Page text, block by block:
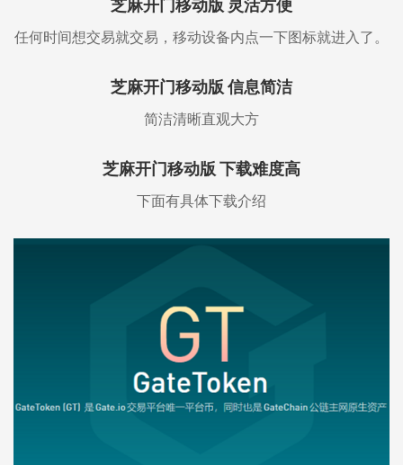
芝麻开门移动版 灵活方便
任何时间想交易就交易，移动设备内点一下图标就进入了。
芝麻开门移动版 信息简洁
简洁清晰直观大方
芝麻开门移动版 下载难度高
下面有具体下载介绍